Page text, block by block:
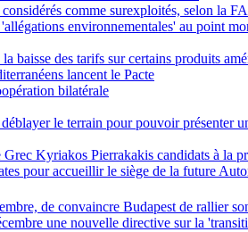
comme surexploités, selon la
environnementales' au point
baisse des tarifs sur certains produits
lancent le Pacte
bilatérale
le terrain pour pouvoir présenter
Kyriakos Pierrakakis candidats à la
pour accueillir le siège de la future
de convaincre Budapest de rallier
une nouvelle directive sur la